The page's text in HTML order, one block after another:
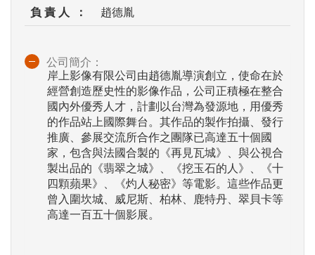
負 責 人 ：
趙德胤
公司簡介：
岸上影像有限公司由趙德胤導演創立，使命在於
經營創造歷史性的影像作品，公司正積極在整合
國內外優秀人才，計劃以台灣為發源地，用優秀
的作品站上國際舞台。其作品的製作拍攝、發行
推廣、參展交流所合作之團隊已高達五十個國
家，包含與法國合製的《再見瓦城》、與公視合
製出品的《翡翠之城》、《挖玉石的人》、《十
四顆蘋果》、《灼人秘密》等電影。這些作品更
曾入圍坎城、威尼斯、柏林、鹿特丹、翠貝卡等
高達一百五十個影展。